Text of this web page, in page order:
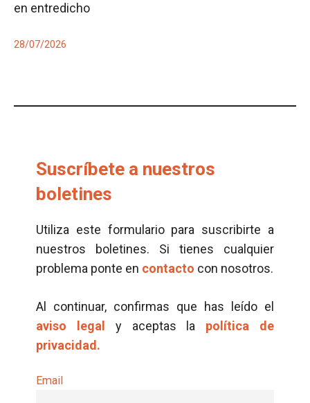
en entredicho
28/07/2026
Suscríbete a nuestros
boletines
Utiliza este formulario para suscribirte a
nuestros boletines. Si tienes cualquier
problema ponte en contacto con nosotros.
Al continuar, confirmas que has leído el
aviso legal
y aceptas la política de
privacidad.
Email